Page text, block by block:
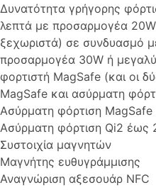
Δυνατότητα γρήγορης
λεπτά με προσαρμογέα 20W
ξεχωριστά) σε συνδυασμό
προσαρμογέα 30W ή
φορτιστή MagSafe (και οι
MagSafe και ασύρματη
Ασύρματη φόρτιση
Ασύρματη φόρτιση Qi2 έως
Συστοιχία μαγνητών
Μαγνήτης ευθυγράμμισης
Αναγνώριση αξεσουάρ NFC